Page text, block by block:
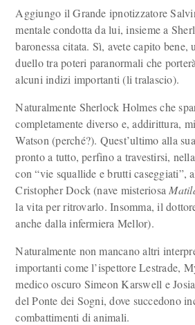
Aggiungo il Grande ipnotizzatore
mentale condotta da lui, insieme a
baronessa citata. Sì, avete capito bene,
duello tra poteri paranormali che
alcuni indizi importanti (li tralascio).
Naturalmente Sherlock Holmes che
completamente diverso e, addirittura,
Watson (perché?). Quest’ultimo alla
pronto a tutto, perfino a travestirsi,
con “vie squallide e brutti caseggiati”,
Cristopher Dock (nave misteriosa
la vita per ritrovarlo. Insomma, il
anche dalla infermiera Mellor).
Naturalmente non mancano altri
importanti come l’ispettore Lestrade,
medico oscuro Simeon Karswell e
del Ponte dei Sogni, dove succedono
combattimenti di animali.